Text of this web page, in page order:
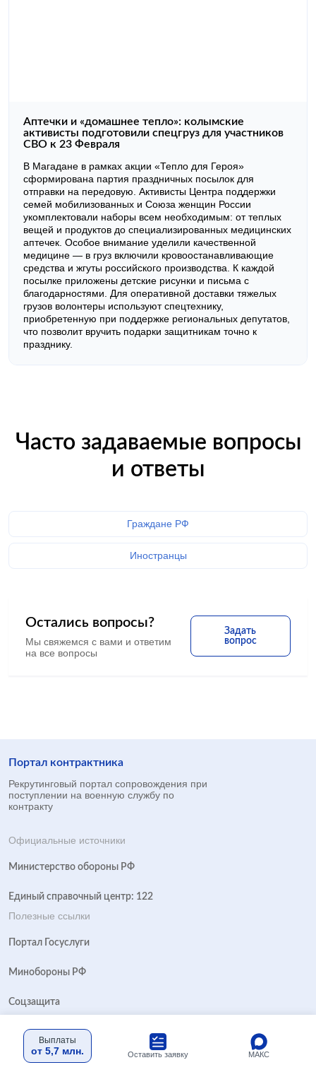
Выплаты
от 5,7 млн. Оставить заявку МАКС
Аптечки и «домашнее тепло»: колымские
активисты подготовили спецгруз для участников
СВО к 23 Февраля
В Магадане в рамках акции «Тепло для Героя»
сформирована партия праздничных посылок для
отправки на передовую. Активисты Центра поддержки
семей мобилизованных и Союза женщин России
укомплектовали наборы всем необходимым: от теплых
вещей и продуктов до специализированных медицинских
аптечек. Особое внимание уделили качественной
медицине — в груз включили кровоостанавливающие
средства и жгуты российского производства. К каждой
посылке приложены детские рисунки и письма с
благодарностями. Для оперативной доставки тяжелых
грузов волонтеры используют спецтехнику,
приобретенную при поддержке региональных депутатов,
что позволит вручить подарки защитникам точно к
празднику.
Часто задаваемые вопросы
и ответы
Граждане РФ
Иностранцы
Остались вопросы?
Мы свяжемся с вами и ответим
на все вопросы
Задать
вопрос
Портал контрактника
Рекрутинговый портал сопровождения при
поступлении на военную службу по
контракту
Официальные источники
Министерство обороны РФ
Единый справочный центр: 122
Полезные ссылки
Портал Госуслуги
Минобороны РФ
Соцзащита
Блог
Новости